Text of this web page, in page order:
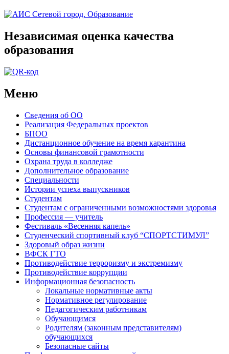
Независимая оценка качества
образования
Меню
Сведения об ОО
Реализация Федеральных проектов
БПОО
Дистанционное обучение на время карантина
Основы финансовой грамотности
Охрана труда в колледже
Дополнительное образование
Специальности
Истории успеха выпускников
Студентам
Студентам с ограниченными возможностями здоровья
Профессия — учитель
Фестиваль «Весенняя капель»
Студенческий спортивный клуб “СПОРТСТИМУЛ”
Здоровый образ жизни
ВФСК ГТО
Противодействие терроризму и экстремизму
Противодействие коррупции
Информационная безопасность
Локальные нормативные акты
Нормативное регулирование
Педагогическим работникам
Обучающимся
Родителям (законным представителям)
обучающихся
Безопасные сайты